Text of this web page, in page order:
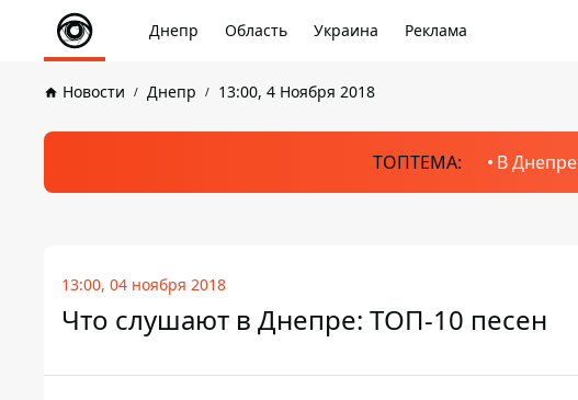
Днепр Область Украина Реклама
Новости Днепр 13:00, 4 Ноября 2018
ТОПТЕМА: В
13:00, 04 ноября 2018
Что слушают в Днепре: ТОП-10 песен